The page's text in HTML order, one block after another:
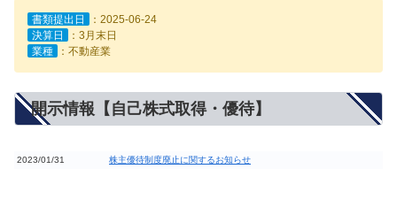
書類提出日
：2025-06-24
決算日
：3月末日
業種
：不動産業
開示情報【自己株式取得・優待】
2023/01/31 株主優待制度廃止に関するお知らせ